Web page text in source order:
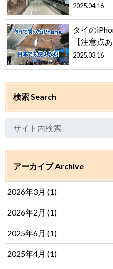
2025.04.16
タイの
【注意点あ
2025.03.16
検索 Search
アーカイブ Archive
2026年3月 (1)
2026年2月 (1)
2025年6月 (1)
2025年4月 (1)